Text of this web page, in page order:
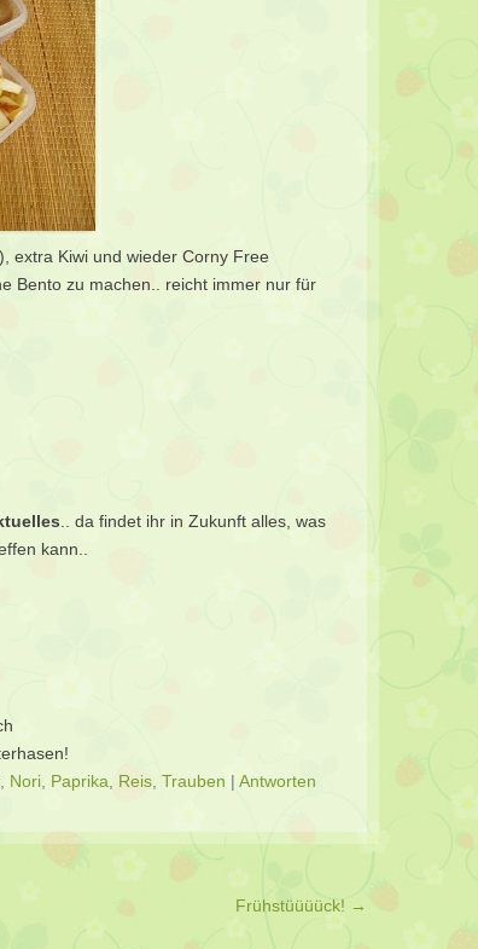
extra Kiwi und wieder Corny Free
Bento zu machen.. reicht immer nur für
.. da findet ihr in Zukunft alles, was
kann..
Nori Paprika Reis Trauben | Antworten
Frühstüüüück! →